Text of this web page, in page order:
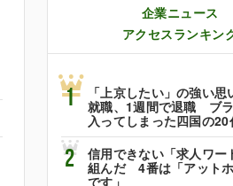
企業ニュース
アクセスランキン
1
「上京したい」の強い
就職、1週間で退職 ブ
入ってしまった四国の20
2
信用できない「求人ワー
組んだ 4番は「アット
です」